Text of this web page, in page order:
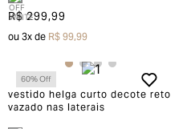
R$ 299,99
ou3x deR$ 99,99
vestido helga curto decote reto
vazado nas laterais
60% Off